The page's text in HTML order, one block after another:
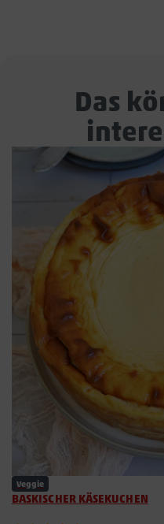
Das
Veggie
BASKISCHER KÄSEKUCHEN